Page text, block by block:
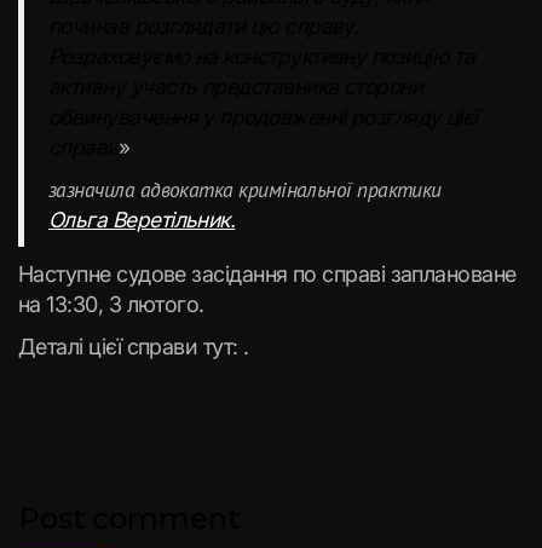
»
зазначила адвокатка кримінальної практики
Ольга Веретільник.
Наступне судове засідання по справі заплановане
на 13:30, 3 лютого.
Деталі цієї справи тут: .